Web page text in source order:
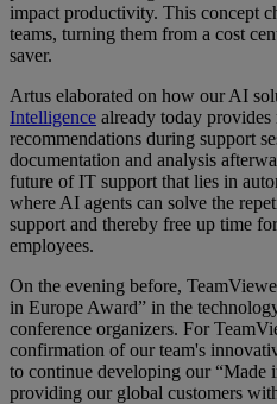
impact productivity. This concept
teams, turning them from a cost
saver.
Artus elaborated on how our AI
Intelligence already today
recommendations during support
documentation and analysis
future of IT support that lies in
where AI agents can solve the
support and thereby free up time
employees.
On the evening before,
in Europe Award” in the
conference organizers. For
confirmation of our team's
to continue developing our “Made
providing our global customers